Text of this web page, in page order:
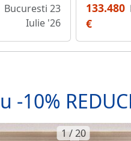
Bucuresti 23
Iulie '26
133.480
€
-10%
1 / 20